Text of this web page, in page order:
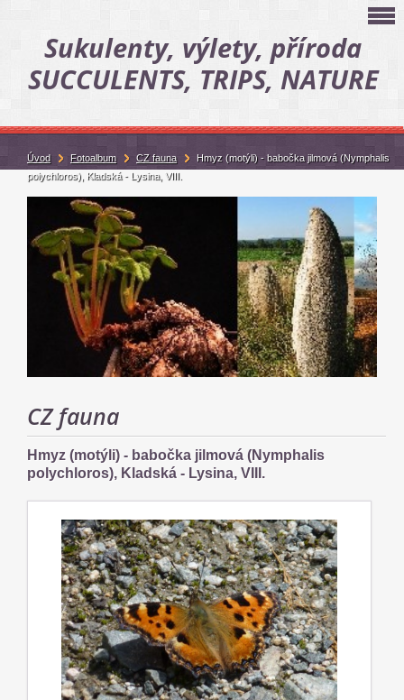
Sukulenty, výlety, příroda
SUCCULENTS, TRIPS, NATURE
CZ fauna
Hmyz (motýli) - babočka jilmová (Nymphalis
polychloros), Kladská - Lysina, VIII.
Úvod Fotoalbum CZ fauna
Hmyz (motýli) - babočka jilmová (Nymphalis
polychloros), Kladská - Lysina, VIII.